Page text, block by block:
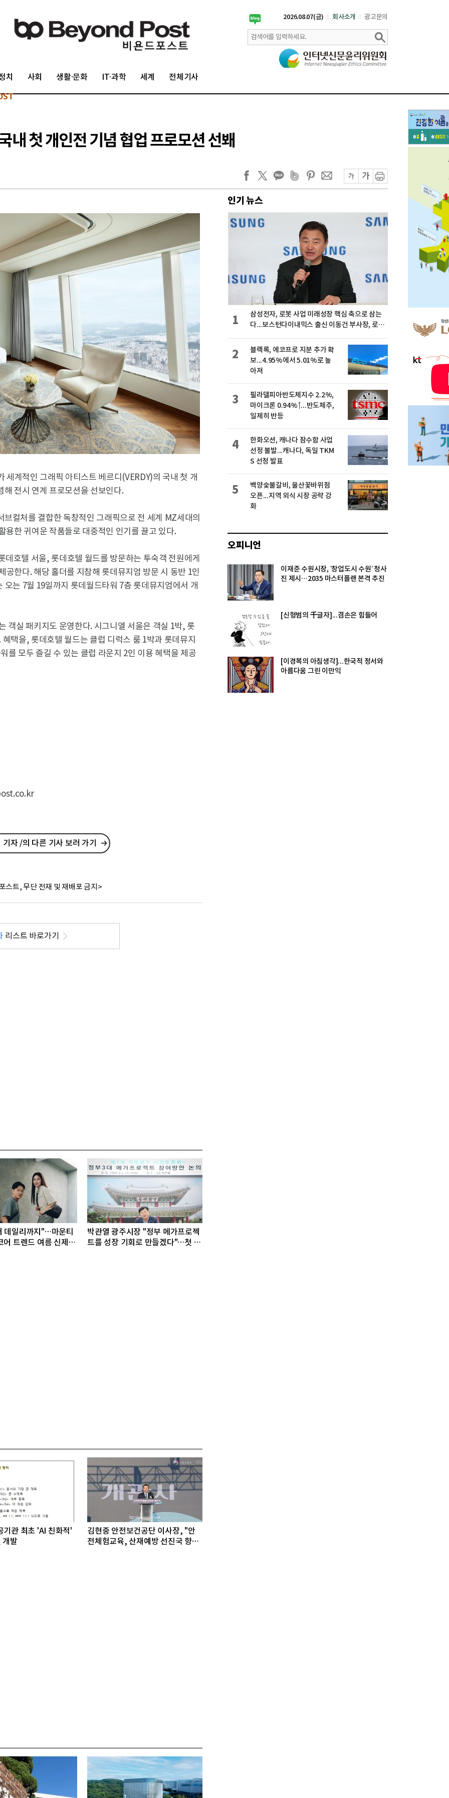
2026.08.07(금) 회사소개 광고문의
치 사회 생활·문화 IT·과학 세계 전체기사
내 첫 개인전 기념 협업 프로모션 선봬
계적인 그래픽 아티스트 베르디(VERDY)의 국내 첫 개
전시 연계 프로모션을 선보인다.
컬처를 결합한 독창적인 그래픽으로 전 세계 MZ세대의
한 귀여운 작품들로 대중적인 인기를 끌고 있다.
호텔 서울, 롯데호텔 월드를 방문하는 투숙객 전원에게
공한다. 해당 홀더를 지참해 롯데뮤지엄 방문 시 동반 1인
는 7월 19일까지 롯데월드타워 7층 롯데뮤지엄에서 개
객실 패키지도 운영한다. 시그니엘 서울은 객실 1박, 롯
택을, 롯데호텔 월드는 클럽 디럭스 룸 1박과 롯데뮤지
를 모두 즐길 수 있는 클럽 라운지 2인 이용 혜택을 제공
자 /의 다른 기사 보러 가기
스트, 무단 전재 및 재배포 금지>
리스트 바로가기
데일리까지"…마운티
어 트렌드 여름 신제품
박관열 광주시장 "정부 메가프로젝
트를 성장 기회로 만들겠다"…첫 시
기관 최초 'AI 친화적'
개발
김현중 안전보건공단 이사장, "안
전체험교육, 산재예방 선진국 향한
인기 뉴스
삼성전자, 로봇 사업 미래성장 핵심 축으로 삼는
다...보스턴다이내믹스 출신 이동건 부사장, 로보
1
블랙록, 에코프로 지분 추가 확
보...4.95%에서 5.01%로 높
아져
2
필라델피아반도체지수 2.2%,
마이크론 0.94%↑...반도체주,
일제히 반등
3
한화오션, 캐나다 잠수함 사업
선정 불발...캐나다, 독일 TKM
S 선정 발표
4
백양숯불갈비, 울산꽃바위점
오픈...지역 외식 시장 공략 강
화
5
오피니언
이재준 수원시장, ‘창업도시 수원’ 청사
진 제시…2035 마스터플랜 본격 추진
[신형범의 千글자]...겸손은 힘들어
[이경복의 아침생각]...한국적 정서와
아름다움 그린 이만익